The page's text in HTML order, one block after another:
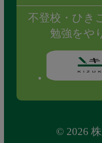
不登校・ ひき
勉強をや
© 2026